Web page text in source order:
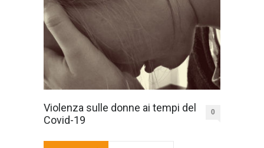
Violenza sulle donne ai tempi del
Covid-19
0